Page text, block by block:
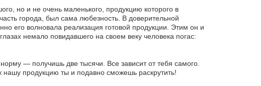
но и не очень маленького, продукцию которого в
города, был сама любезность. В доверительной
его волновала реализация готовой продукции. Этим он и
немало повидавшего на своем веку человека погас:
— получишь две тысячи. Все зависит от тебя самого.
продукцию ты и подавно сможешь раскрутить!